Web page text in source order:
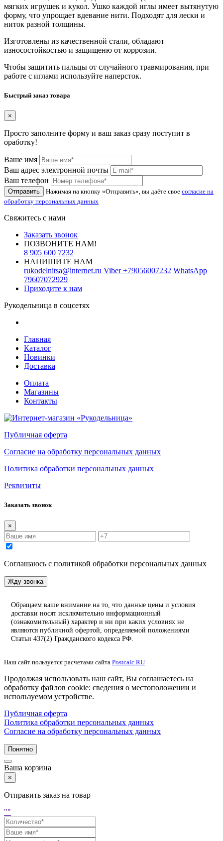
мягких игрушек и кукол. Ушко каждой иглы имеет вытянутую
форму, что упрощает вдевание нити. Подходят для лески и
ниток разной толщины.
Изготовлены из качественной стали, обладают
износостойкостью и защищеню от коррозии.
Чтобы защитить пальцы от случайного травмирования, при
работе с иглами используйте наперсток.
Быстрый заказ товара
×
Просто заполните форму и ваш заказ сразу поступит в
оработку!
Ваше имя
Ваш адрес электронной почты
Ваш телефон
Отправить Нажимая на кнопку «Отправить», вы даёте свое согласие на
обработку персональных данных
Свяжитесь с нами
Заказать звонок
ПОЗВОНИТЕ НАМ!
8 905 600 7232
НАПИШИТЕ НАМ
rukodelnitsa@internet.ru Viber+79056007232 WhatsApp
79607072929
Приходите к нам
Рукодельница в соцсетях
Главная
Каталог
Новинки
Доставка
Оплата
Магазины
Контакты
Публичная оферта
Согласие на обработку персональных данных
Политика обработки персональных данных
Реквизиты
Заказать звонок
×
Соглашаюсь с политикой обработки персональных данных
Жду звонка
Обращаем ваше внимание на то, что данные цены и условия
доставки носят исключительно информационный
(ознакомительный) характер и ни при каких условиях не
являются публичной офертой, определяемой положениями
Статьи 437(2) Гражданского кодекса РФ.
Наш сайт пользуется расчетами сайта Postcalc.RU
Продолжая использовать наш сайт, Вы соглашаетесь на
обработку файлов cookie: сведения о местоположении и
используемом устройстве.
Публичная оферта
Политика обработки персональных данных
Согласие на обработку персональных данных
Понятно
Ваша корзина
×
Отправить заказ на товар
""